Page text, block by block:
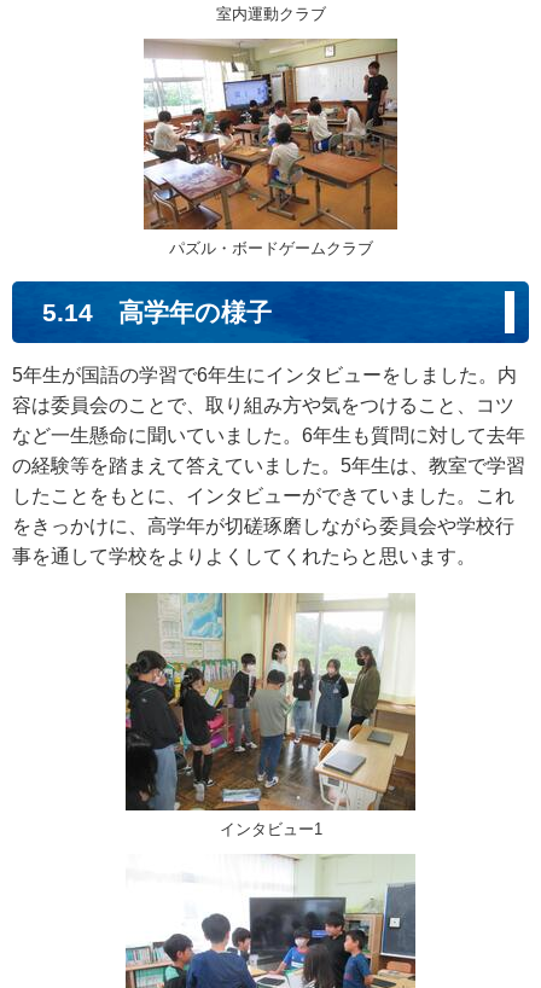
室内運動クラブ
パズル・ボードゲームクラブ
5.14 高学年の様子
5年生が国語の学習で6年生にインタビューをしました。内
容は委員会のことで、取り組み方や気をつけること、コツ
など一生懸命に聞いていました。6年生も質問に対して去年
の経験等を踏まえて答えていました。5年生は、教室で学習
したことをもとに、インタビューができていました。これ
をきっかけに、高学年が切磋琢磨しながら委員会や学校行
事を通して学校をよりよくしてくれたらと思います。
インタビュー1